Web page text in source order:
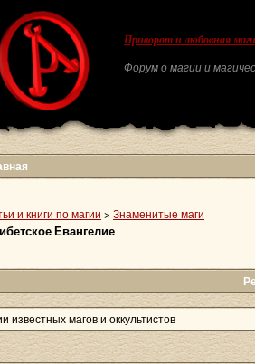
Приворот и любовная
Форум о магии и
и книги по магии > Знаменитые маги
Евангелие
известных магов и оккультистов